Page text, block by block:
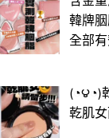
韓牌
全部
(◔౪◔)
乾肌